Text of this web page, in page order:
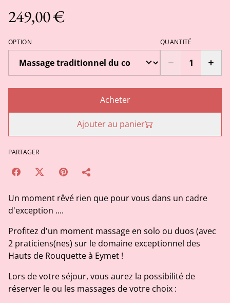
249,00 €
OPTION QUANTITÉ
Acheter
Ajouter au panier
PARTAGER
Un moment rêvé rien que pour vous dans un cadre
d'exception ....
Profitez d'un moment massage en solo ou duos (avec
2 praticiens(nes) sur le domaine exceptionnel des
Hauts de Rouquette à Eymet !
Lors de votre séjour, vous aurez la possibilité de
réserver le ou les massages de votre choix :